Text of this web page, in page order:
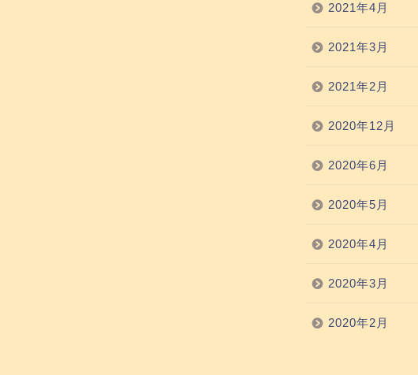
2021年4月
2021年3月
2021年2月
2020年12月
2020年6月
2020年5月
2020年4月
2020年3月
2020年2月